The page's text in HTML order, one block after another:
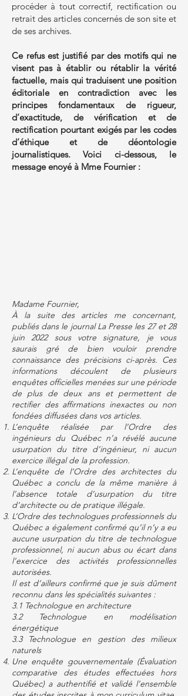
procéder à tout correctif, rectification ou
retrait des articles concernés de son site et
de ses archives.
Ce refus est justifié par des motifs qui ne
visent pas à établir ou rétablir la vérité
factuelle, mais qui traduisent une position
éditoriale en contradiction avec les
principes fondamentaux de rigueur,
d’exactitude, de vérification et de
rectification pourtant exigés par les codes
d’éthique et de déontologie
journalistiques. Voici ci-dessous, le
message enoyé à Mme Fournier :
Madame Fournier,
À la suite des articles me concernant,
publiés dans le journal La Presse les 27 et 28
juin 2022 sous votre signature, je vous
saurais gré de bien vouloir prendre
connaissance des précisions ci-après. Ces
informations découlent de plusieurs
enquêtes officielles menées sur une période
de plus de deux ans et permettent de
rectifier des affirmations inexactes ou non
fondées diffusées dans vos articles.
L’enquête réalisée par l’Ordre des
ingénieurs du Québec n’a révélé aucune
usurpation du titre d’ingénieur, ni aucun
exercice illégal de la profession.
L’enquête de l’Ordre des architectes du
Québec a conclu de la même manière à
l’absence totale d’usurpation du titre
d’architecte ou de pratique illégale.
L’Ordre des technologues professionnels du
Québec a également confirmé qu’il n’y a eu
aucune usurpation du titre de technologue
professionnel, ni aucun abus ou écart dans
l’exercice des activités professionnelles
autorisées.
Il est d’ailleurs confirmé que je suis dûment
reconnu dans les spécialités suivantes :
3.1 Technologue en architecture
3.2 Technologue en modélisation
énergétique
3.3 Technologue en gestion des milieux
naturels
Une enquête gouvernementale (Évaluation
comparative des études effectuées hors
Québec) a authentifié et validé l’ensemble